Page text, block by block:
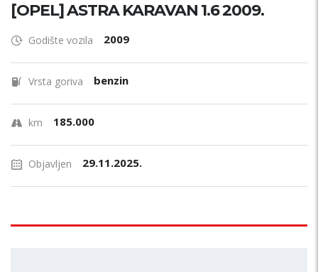
[OPEL] ASTRA KARAVAN 1.6 2009.
Godište vozila 2009
Vrsta goriva benzin
km 185.000
Objavljen 29.11.2025.